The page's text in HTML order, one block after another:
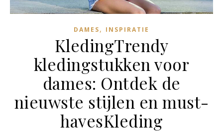
DAMES, INSPIRATIE
KledingTrendy
kledingstukken voor
dames: Ontdek de
nieuwste stijlen en must-
havesKleding